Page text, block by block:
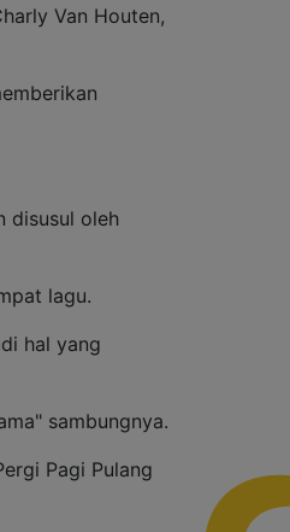
Van Houten,
disusul oleh
lagu.
hal yang
sambungnya.
Pagi Pulang